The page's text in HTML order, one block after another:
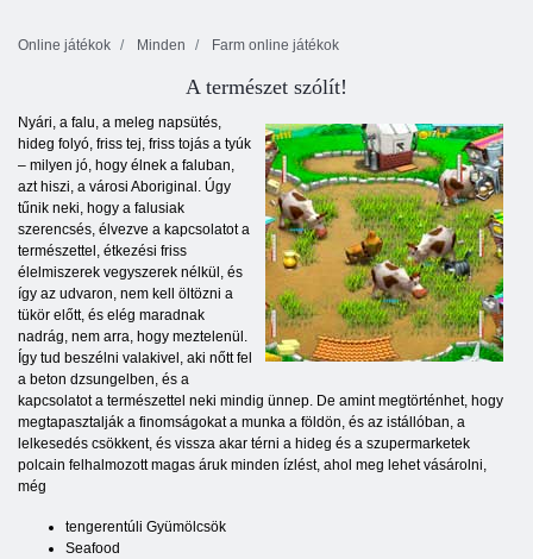
Online játékok Minden Farm online játékok
A természet szólít!
Nyári, a falu, a meleg napsütés,
hideg folyó, friss tej, friss tojás a tyúk
– milyen jó, hogy élnek a faluban,
azt hiszi, a városi Aboriginal. Úgy
tűnik neki, hogy a falusiak
szerencsés, élvezve a kapcsolatot a
természettel, étkezési friss
élelmiszerek vegyszerek nélkül, és
így az udvaron, nem kell öltözni a
tükör előtt, és elég maradnak
nadrág, nem arra, hogy meztelenül.
Így tud beszélni valakivel, aki nőtt fel
a beton dzsungelben, és a
kapcsolatot a természettel neki mindig ünnep. De amint megtörténhet, hogy
megtapasztalják a finomságokat a munka a földön, és az istállóban, a
lelkesedés csökkent, és vissza akar térni a hideg és a szupermarketek
polcain felhalmozott magas áruk minden ízlést, ahol meg lehet vásárolni,
még
tengerentúli Gyümölcsök
Seafood